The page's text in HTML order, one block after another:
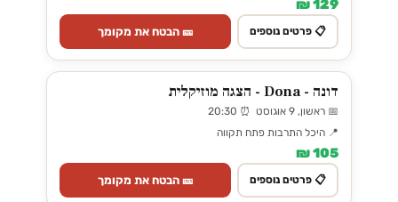
129 ₪
📋 פרטים נוספים 🎫 הבטח את מקומך
דונה - Dona - הצגה מוזיקלית
📅 ראשון, 9 אוגוסט ⏰ 20:30
📍 היכל התרבות פתח תקווה
105 ₪
📋 פרטים נוספים 🎫 הבטח את מקומך